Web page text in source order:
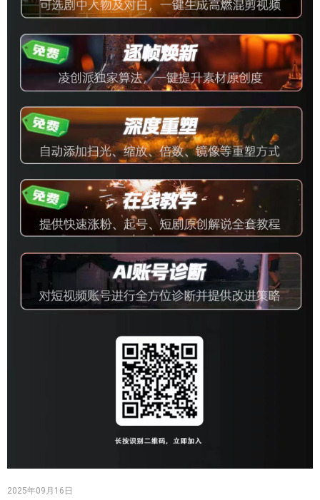
2025年09月16日